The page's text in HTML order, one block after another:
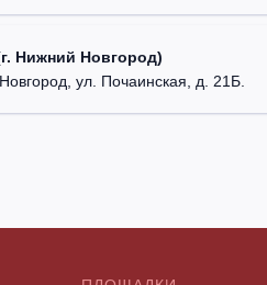
Нижний Новгород)
ул. Почаинская, д. 21Б.